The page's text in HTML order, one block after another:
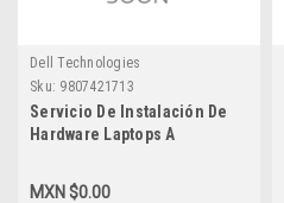
Dell Technologies
Sku: 9807421713
Servicio De Instalación De
Hardware Laptops A
Metro
MXN $0.00